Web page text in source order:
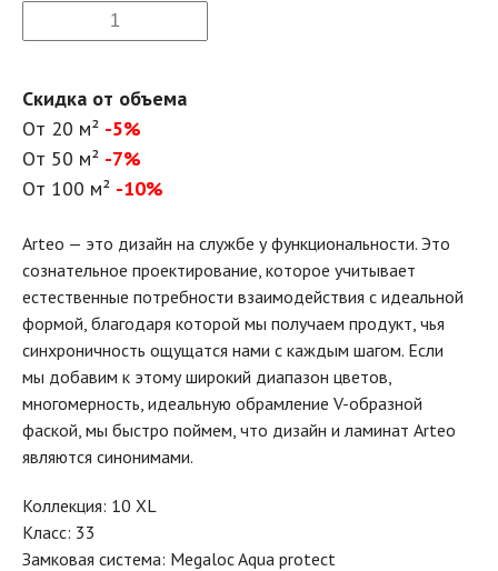
Скидка от объема
От 20 м² -5%
От 50 м² -7%
От 100 м² -10%
Arteo — это дизайн на службе у функциональности. Это
сознательное проектирование, которое учитывает
естественные потребности взаимодействия с идеальной
формой, благодаря которой мы получаем продукт, чья
синхроничность ощущатся нами с каждым шагом. Если
мы добавим к этому широкий диапазон цветов,
многомерность, идеальную обрамление V-образной
фаской, мы быстро поймем, что дизайн и ламинат Arteo
являются синонимами.
Коллекция: 10 XL
Класс: 33
Замковая система: Megaloc Aqua protect